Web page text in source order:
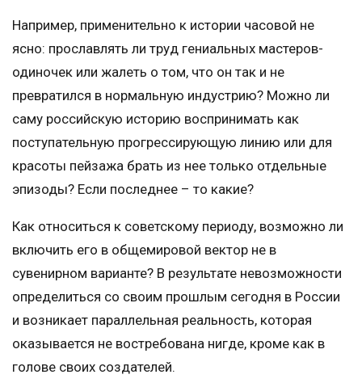
Например, применительно к истории часовой не
ясно: прославлять ли труд гениальных мастеров-
одиночек или жалеть о том, что он так и не
превратился в нормальную индустрию? Можно ли
саму российскую историю воспринимать как
поступательную прогрессирующую линию или для
красоты пейзажа брать из нее только отдельные
эпизоды? Если последнее – то какие?
Как относиться к советскому периоду, возможно ли
включить его в общемировой вектор не в
сувенирном варианте? В результате невозможности
определиться со своим прошлым сегодня в России
и возникает параллельная реальность, которая
оказывается не востребована нигде, кроме как в
голове своих создателей.